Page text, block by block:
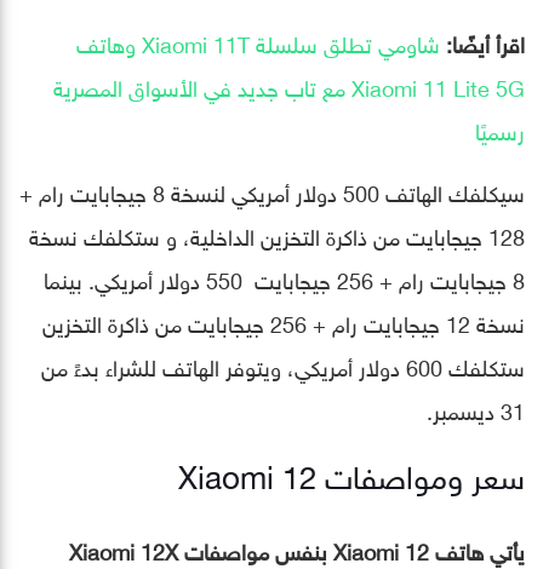
اقرأ أيضًا:
شاومي تطلق سلسلة Xiaomi 11T وهاتف
Xiaomi 11 Lite 5G مع تاب جديد في الأسواق المصرية
رسميًا
سيكلفك الهاتف 500 دولار أمريكي لنسخة 8 جيجابايت رام +
128 جيجابايت من ذاكرة التخزين الداخلية، و ستكلفك نسخة
8 جيجابايت رام + 256 جيجابايت 550 دولار أمريكي. بينما
نسخة 12 جيجابايت رام + 256 جيجابايت من ذاكرة التخزين
ستكلفك 600 دولار أمريكي، ويتوفر الهاتف للشراء بدءً من
31 ديسمبر.
سعر ومواصفات Xiaomi 12
يأتي هاتف Xiaomi 12 بنفس مواصفات Xiaomi 12X